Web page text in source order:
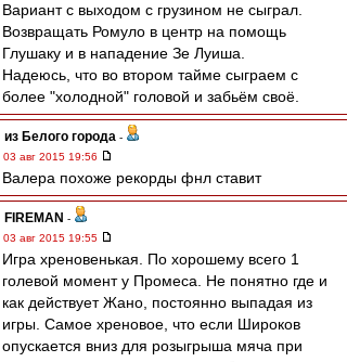
Вариант с выходом с грузином не сыграл.
Возвращать Ромуло в центр на помощь
Глушаку и в нападение Зе Луиша.
Надеюсь, что во втором тайме сыграем с
более "холодной" головой и забьём своё.
из Белого города -
03 авг 2015 19:56
Валера похоже рекорды фнл ставит
FIREMAN -
03 авг 2015 19:55
Игра хреновенькая. По хорошему всего 1
голевой момент у Промеса. Не понятно где и
как действует Жано, постоянно выпадая из
игры. Самое хреновое, что если Широков
опускается вниз для розыгрыша мяча при